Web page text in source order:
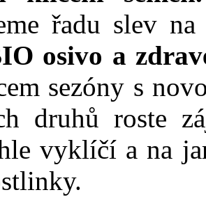
řadu slev
osivo a
sezóny s
druhů roste
vyklíčí a na